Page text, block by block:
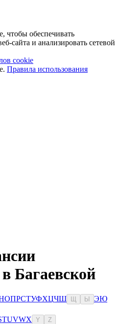
чтобы обеспечивать
сайта и анализировать сетевой
cookie
Правила использования
Багаевской
ОПРСТУФХЦЧШ Ы ЭЮ
TUVWX Y Z